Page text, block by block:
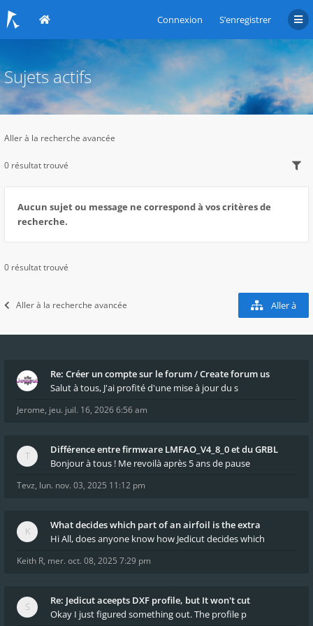
Connexion S’enregistrer
Sujets actifs
Aller à la recherche avancée
0 résultat trouvé
Aucun sujet ou message ne correspond à vos critères de
recherche.
0 résultat trouvé
Aller à la recherche avancée Aller à
Re: Créer un compte sur le forum / Create forum us
Salut à tous, J'ai profité d'une mise à jour du s
Jerome, jeu. juil. 16, 2026 6:56 am
Différence entre firmware LMFAO_V4_8_0 et du GRBL
Bonjour à tous ! Me revoilà après 5 ans de pause
Tevz, lun. nov. 03, 2025 11:12 pm
What decides which part of an airfoil is the extra
Hi All, does anyone know how Jedicut decides which
Keith R, mer. oct. 08, 2025 7:29 pm
Re: Jedicut aceepts DXF profile, but It won't cut
Okay I just figured something out. The profile p